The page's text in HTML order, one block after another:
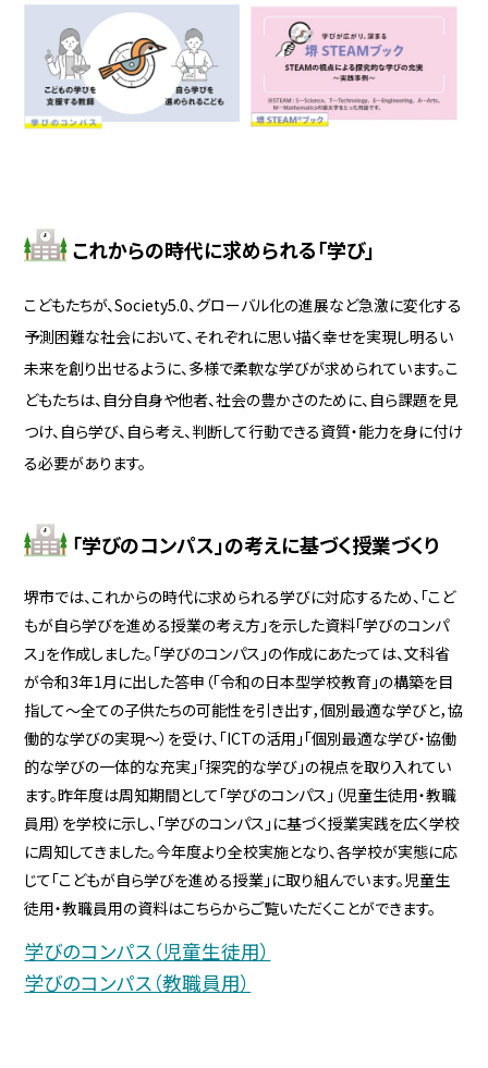
これからの時代に求められる「学び」
こどもたちが、Society5.0、グローバル化の進展など急激に変化する
予測困難な社会において、それぞれに思い描く幸せを実現し明るい
未来を創り出せるように、多様で柔軟な学びが求められています。こ
どもたちは、自分自身や他者、社会の豊かさのために、自ら課題を見
つけ、自ら学び、自ら考え、判断して行動できる資質・能力を身に付け
る必要があります。
「学びのコンパス」の考えに基づく授業づくり
堺市では、これからの時代に求められる学びに対応するため、「こど
もが自ら学びを進める授業の考え方」を示した資料「学びのコンパ
ス」を作成しました。「学びのコンパス」の作成にあたっては、文科省
が令和3年1月に出した答申（「令和の日本型学校教育」の構築を目
指して～全ての子供たちの可能性を引き出す，個別最適な学びと，協
働的な学びの実現～）を受け、「ICTの活用」「個別最適な学び・協働
的な学びの一体的な充実」「探究的な学び」の視点を取り入れてい
ます。昨年度は周知期間として「学びのコンパス」（児童生徒用・教職
員用）を学校に示し、「学びのコンパス」に基づく授業実践を広く学校
に周知してきました。今年度より全校実施となり、各学校が実態に応
じて「こどもが自ら学びを進める授業」に取り組んでいます。児童生
徒用・教職員用の資料はこちらからご覧いただくことができます。
学びのコンパス（児童生徒用）
学びのコンパス（教職員用）